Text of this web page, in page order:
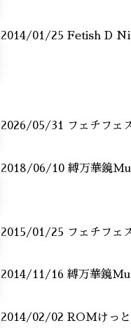
2014/01/25 Fetish D
2026/05/31 フェチフェ
2018/06/10 縛万華鏡
2015/01/25 フェチフェ
2014/11/16 縛万華鏡
2014/02/02 ROMけっと